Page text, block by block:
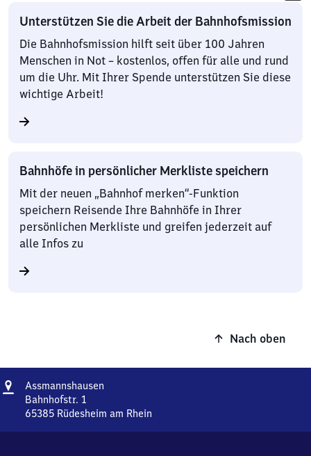
Unterstützen Sie die Arbeit der Bahnhofsmission
Die Bahnhofsmission hilft seit über 100 Jahren
Menschen in Not – kostenlos, offen für alle und rund
um die Uhr. Mit Ihrer Spende unterstützen Sie diese
wichtige Arbeit!
Bahnhöfe in persönlicher Merkliste speichern
Mit der neuen „Bahnhof merken“-Funktion
speichern Reisende Ihre Bahnhöfe in Ihrer
persönlichen Merkliste und greifen jederzeit auf
alle Infos zu
Nach oben
Adresse
Assmannshausen
Bahnhofstr. 1
65385 Rüdesheim am Rhein